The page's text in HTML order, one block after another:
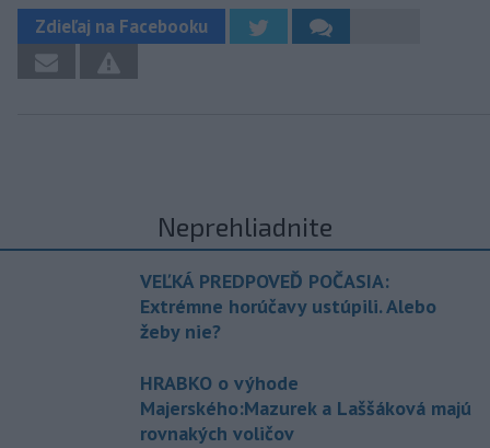
Zdieľaj na Facebooku
Neprehliadnite
VEĽKÁ PREDPOVEĎ POČASIA:
Extrémne horúčavy ustúpili. Alebo
žeby nie?
HRABKO o výhode
Majerského:Mazurek a Laššáková majú
rovnakých voličov